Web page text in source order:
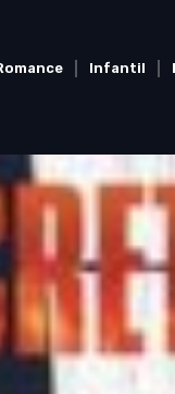
Infantil